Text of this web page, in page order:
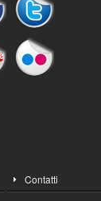
Contatti